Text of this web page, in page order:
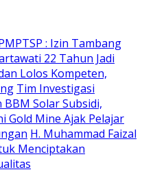
: Izin Tambang
22 Tahun Jadi
Lolos Kompeten,
Tim Investigasi
Solar Subsidi,
Gold Mine Ajak Pelajar
H. Muhammad Faizal
Menciptakan